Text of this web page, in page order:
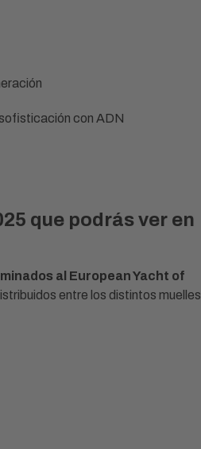
con ADN
que podrás ver en
al European Yacht of
entre los distintos muelles